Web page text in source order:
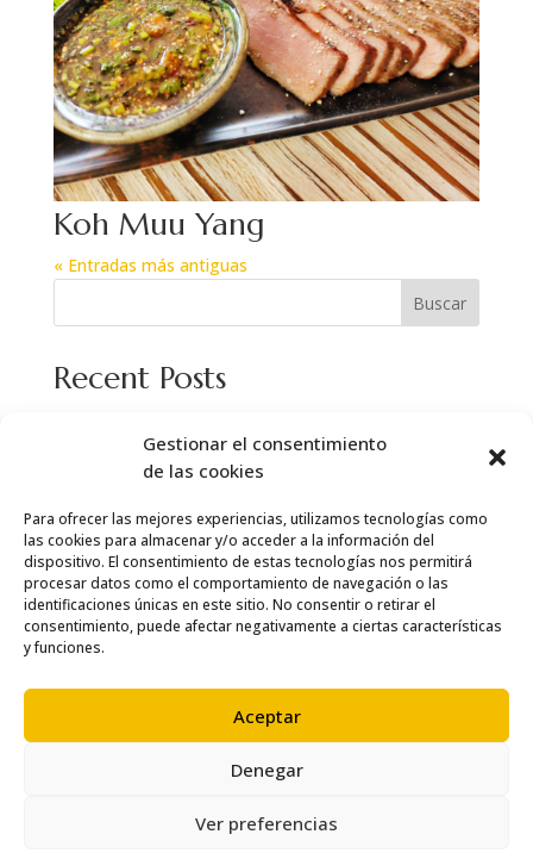
Gestionar el consentimiento
de las cookies
Para ofrecer las mejores experiencias, utilizamos tecnologías como
las cookies para almacenar y/o acceder a la información del
dispositivo. El consentimiento de estas tecnologías nos permitirá
procesar datos como el comportamiento de navegación o las
identificaciones únicas en este sitio. No consentir o retirar el
consentimiento, puede afectar negativamente a ciertas características
y funciones.
Aceptar
Denegar
Ver preferencias
Koh Muu Yang
« Entradas más antiguas
Buscar
Recent Posts
Recent Comments